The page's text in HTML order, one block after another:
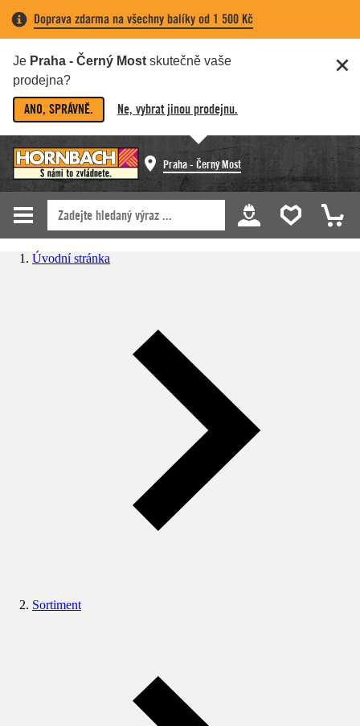
Doprava zdarma na všechny balíky od 1 500 Kč
Je Praha - Černý Most skutečně vaše
prodejna?
ANO, SPRÁVNĚ. Ne, vybrat jinou prodejnu.
Praha - Černý Most
Úvodní stránka
Sortiment